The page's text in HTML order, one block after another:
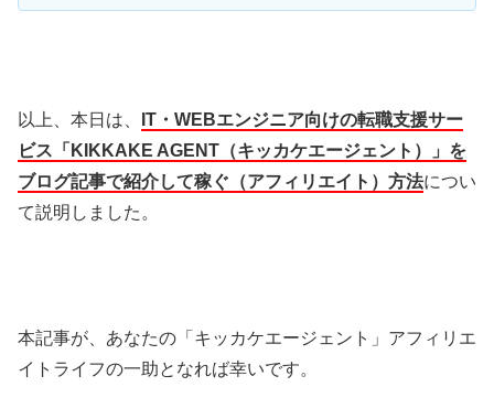
以上、本日は、
IT・WEBエンジニア向けの転職支援サー
ビス「 KIKKAKE AGENT（キッカケエージェント）」を
ブログ記事で紹介して稼ぐ（アフィリエイト）方法につい
て説明しました。
本記事が、あなたの「キッカケエージェント」アフィリエ
イトライフの一助となれば幸いです。